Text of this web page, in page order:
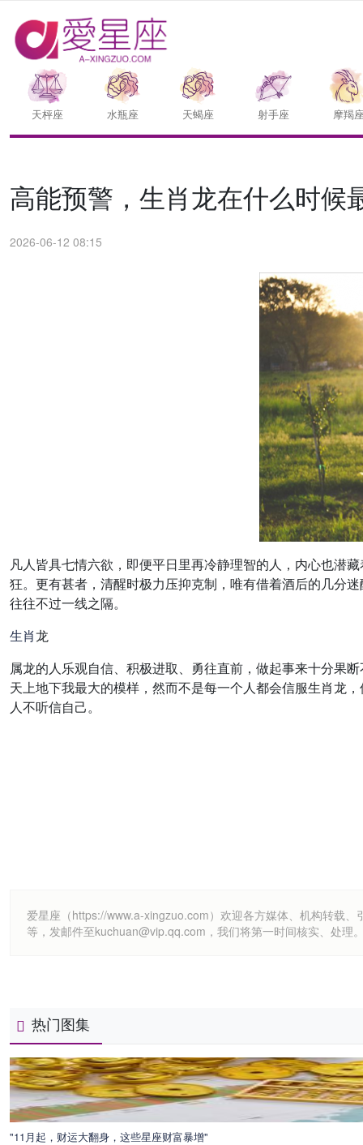
天枰座 水瓶座 天蝎座 射手座 摩羯
高能预警，生肖龙在什么时候
2026-06-12 08:15
凡人皆具七情六欲，即便平日里再冷静理智的人，内心也潜
狂。更有甚者，清醒时极力压抑克制，唯有借着酒后的几分
往往不过一线之隔。
生肖龙
属龙的人乐观自信、积极进取、勇往直前，做起事来十分果
天上地下我最大的模样，然而不是每一个人都会信服生肖龙
人不听信自己。
爱星座（https://www.a-xingzuo.com）欢迎各方媒体、机构转载
等，发邮件至kuchuan@vip.qq.com，我们将第一时间核实、处理
热门图集
"11月起，财运大翻身，这些星座财富暴增"